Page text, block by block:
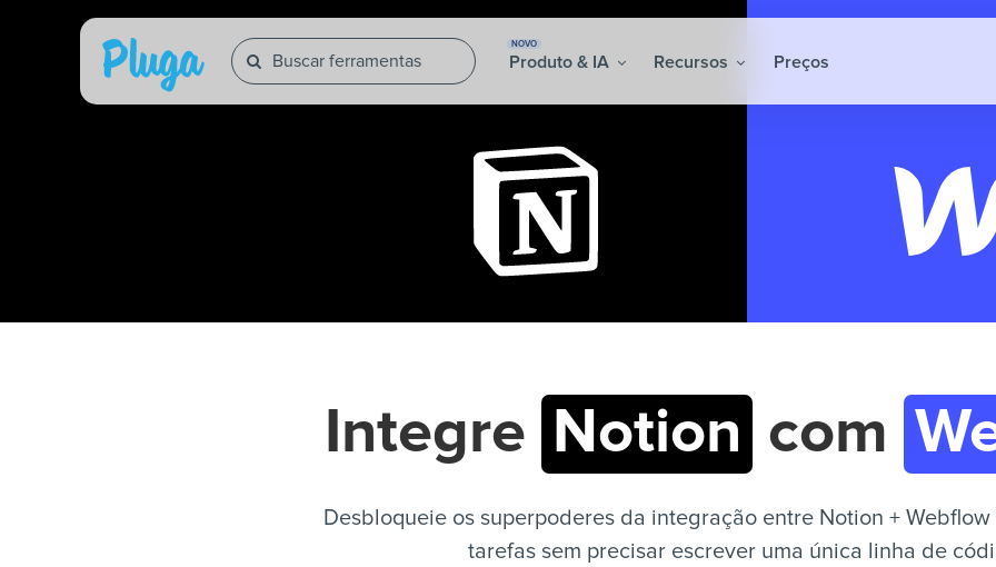
NOVO
Produto & IA Recursos Preços
Integre Notion com
Desbloqueie os superpoderes da integração entre Notion + Webflow
tarefas sem precisar escrever uma única linha de